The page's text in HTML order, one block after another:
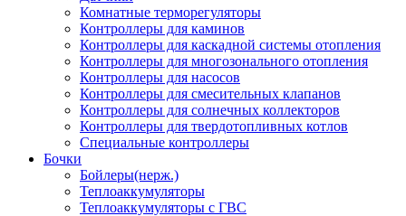
Комнатные терморегуляторы
Контроллеры для каминов
Контроллеры для каскадной системы отопления
Контроллеры для многозонального отопления
Контроллеры для насосов
Контроллеры для смесительных клапанов
Контроллеры для солнечных коллекторов
Контроллеры для твердотопливных котлов
Специальные контроллеры
Бочки
Бойлеры(нерж.)
Теплоаккумуляторы
Теплоаккумуляторы с ГВС